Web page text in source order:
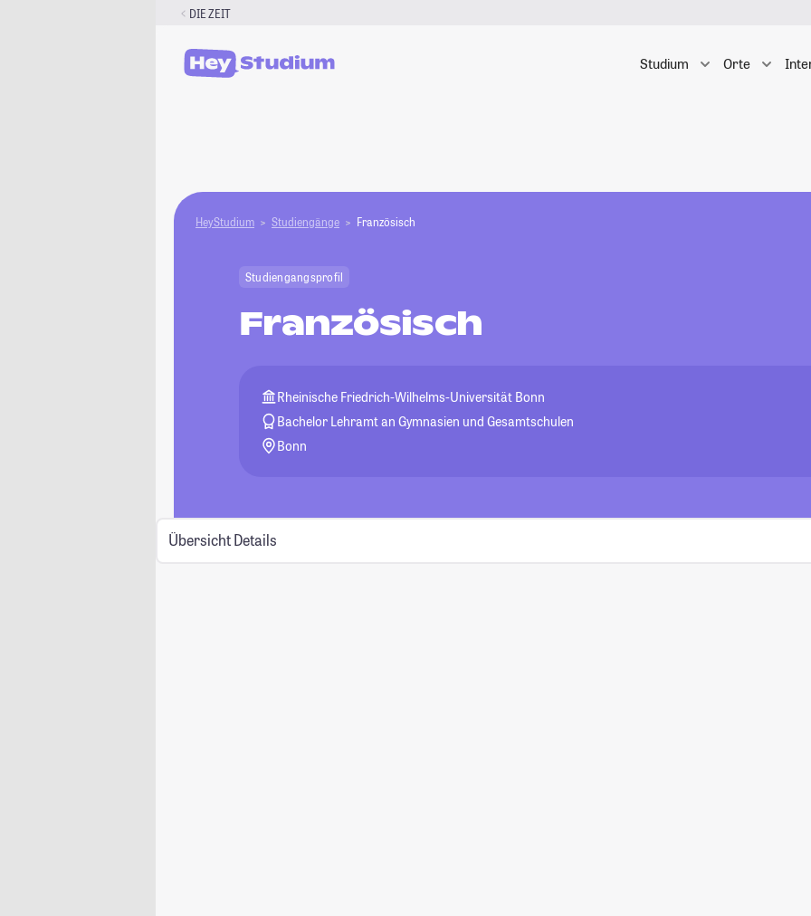
DIE ZEIT
Studium Orte
HeyStudium Studiengänge Französisch
Studiengangsprofil
Französisch
Rheinische Friedrich-Wilhelms-Universität Bonn
Bachelor Lehramt an Gymnasien und Gesamtschulen
Bonn
Übersicht Details